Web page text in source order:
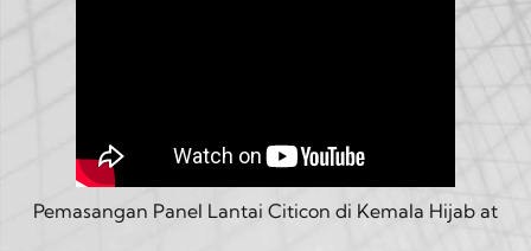
Pemasangan Panel Lantai Citicon di Kemala Hijab at